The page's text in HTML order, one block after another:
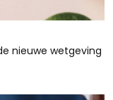
nieuwe wetgeving